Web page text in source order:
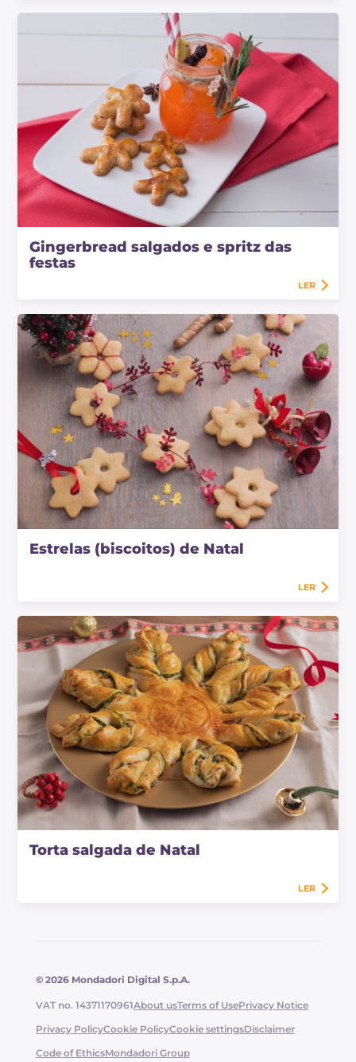
Gingerbread salgados e spritz das
festas
LER
Estrelas (biscoitos) de Natal
LER
Torta salgada de Natal
LER
© 2026 Mondadori Digital S.p.A.
VAT no. 14371170961About usTerms of UsePrivacy Notice
Privacy PolicyCookie PolicyCookie settingsDisclaimer
Code of EthicsMondadori Group